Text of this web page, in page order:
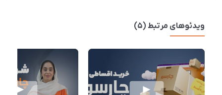
ویدئوهای مرتبط (5)